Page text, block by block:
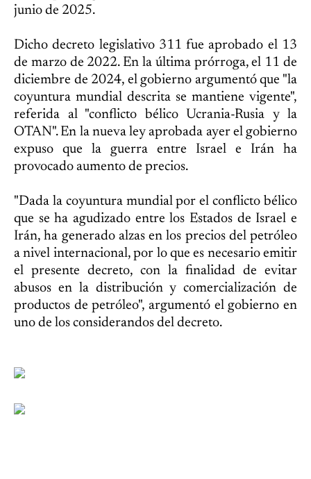
junio de 2025.
Dicho decreto legislativo 311 fue aprobado el 13
de marzo de 2022. En la última prórroga, el 11 de
diciembre de 2024, el gobierno argumentó que "la
coyuntura mundial descrita se mantiene vigente",
referida al "conflicto bélico Ucrania-Rusia y la
OTAN". En la nueva ley aprobada ayer el gobierno
expuso que la guerra entre Israel e Irán ha
provocado aumento de precios.
"Dada la coyuntura mundial por el conflicto bélico
que se ha agudizado entre los Estados de Israel e
Irán, ha generado alzas en los precios del petróleo
a nivel internacional, por lo que es necesario emitir
el presente decreto, con la finalidad de evitar
abusos en la distribución y comercialización de
productos de petróleo", argumentó el gobierno en
uno de los considerandos del decreto.